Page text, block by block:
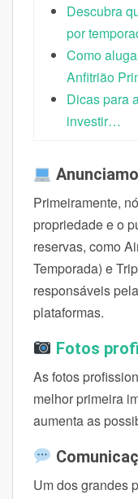
Descubra
por
Como
Anfitrião
Dicas para
investir…
Primeiramente,
propriedade e o
reservas, como
Temporada) e
responsáveis
plataformas.
Fotos
As fotos
melhor primeira
aumenta as
Um dos grandes